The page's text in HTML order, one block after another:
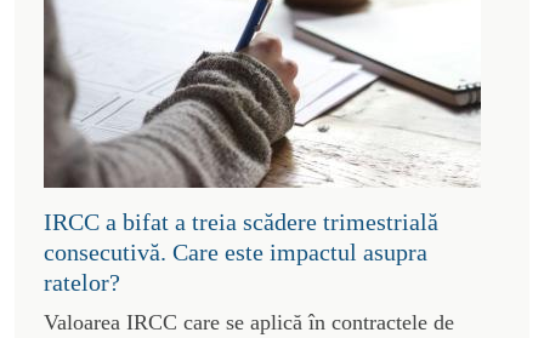
IRCC a bifat a treia scădere trimestrială
consecutivă. Care este impactul asupra
ratelor?
Valoarea IRCC care se aplică în contractele de